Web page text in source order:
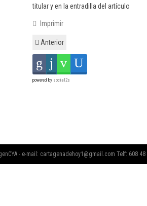
titular y en la entradilla del artículo
Imprimir
Anterior
powered by social2s
- e-mail: cartagenadehoy1@gmail.com Telf: 608 48